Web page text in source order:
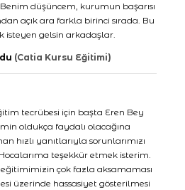
düşüncem, kurumun başarısı
açık ara farkla birinci sırada. Bu
isteyen gelsin arkadaşlar.
(Catia Kursu Eğitimi)
tecrübesi için başta Eren Bey
oldukça faydalı olacağına
hızlı yanıtlarıyla sorunlarımızı
teşekkür etmek isterim.
çok fazla aksamaması
üzerinde hassasiyet gösterilmesi